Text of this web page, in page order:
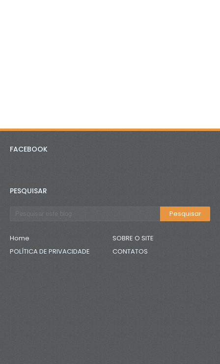
FACEBOOK
PESQUISAR
Home
SOBRE O SITE
POLÍTICA DE PRIVACIDADE
CONTATOS